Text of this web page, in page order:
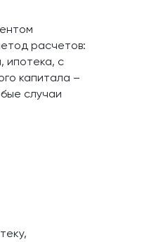
расчетов:
ипотека, с
капитала –
случаи